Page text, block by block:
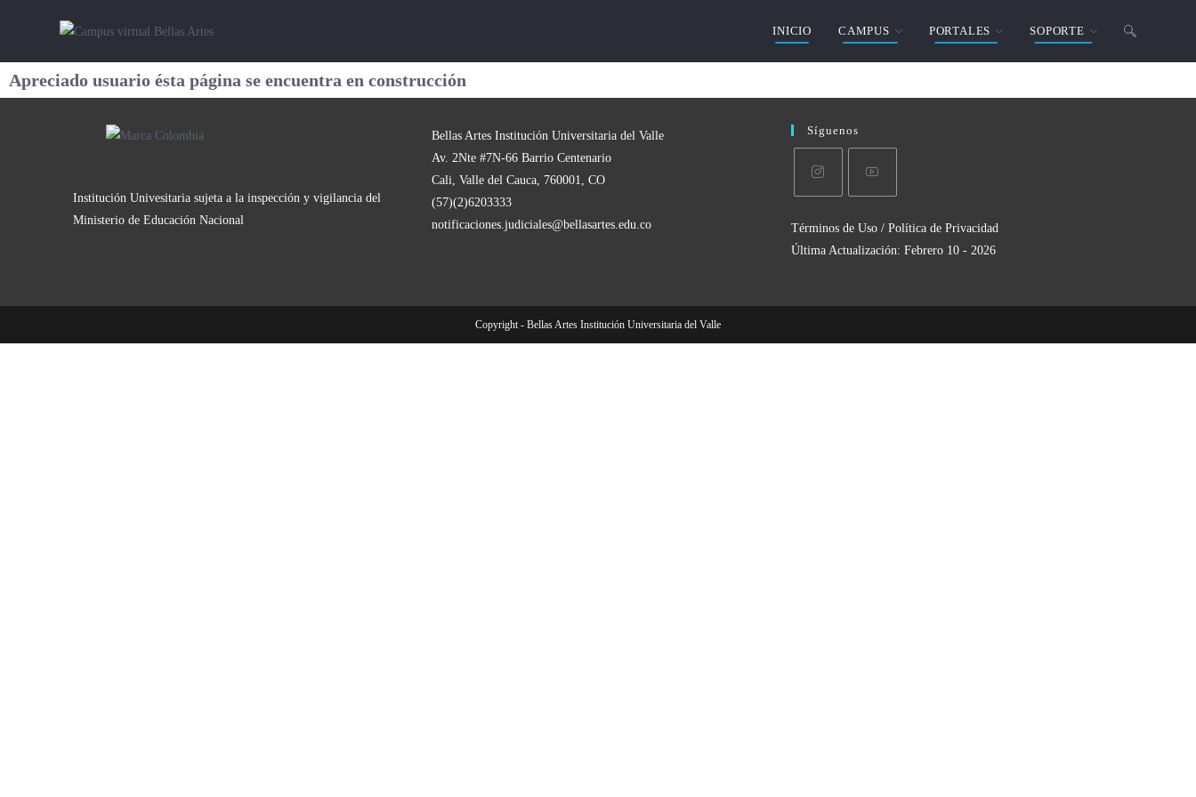
INICIO CAMPUS PORTALES SOPORTE
Apreciado usuario ésta página se encuentra en construcción
Institución Univesitaria sujeta a la inspección y vigilancia del
Ministerio de Educación Nacional
Bellas Artes Institución Universitaria del Valle
Av. 2Nte #7N-66 Barrio Centenario
Cali, Valle del Cauca, 760001, CO
(57)(2)6203333
notificaciones.judiciales@bellasartes.edu.co
Síguenos
Términos de Uso / Política de Privacidad
Última Actualización: Febrero 10 - 2026
Copyright - Bellas Artes Institución Universitaria del Valle